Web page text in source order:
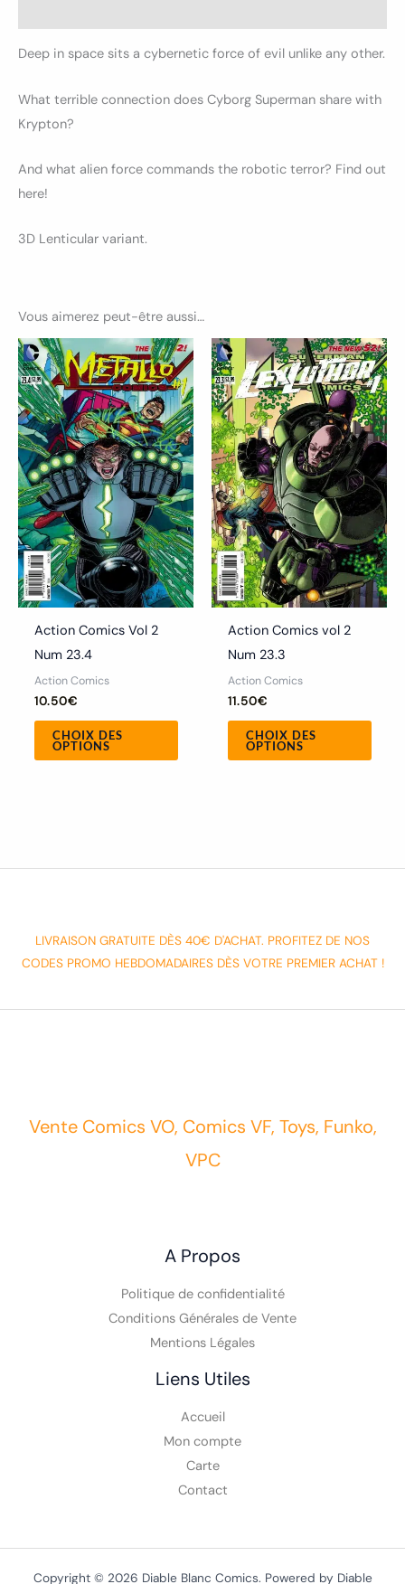
Deep in space sits a cybernetic force of evil unlike any other.
What terrible connection does Cyborg Superman share with
Krypton?
And what alien force commands the robotic terror? Find out
here!
3D Lenticular variant.
Vous aimerez peut-être aussi…
Action Comics Vol 2
Num 23.4
Action Comics
10.50€
CHOIX DES
OPTIONS
Ce
produit
a
plusieurs
variations.
Les
options
peuvent
être
choisies
sur
Action Comics vol 2
Num 23.3
Action Comics
11.50€
CHOIX DES
OPTIONS
Ce
a
Les
être
sur
LIVRAISON GRATUITE DÈS 40€ D'ACHAT. PROFITEZ DE NOS
CODES PROMO HEBDOMADAIRES DÈS VOTRE PREMIER ACHAT !
A Propos
Politique de confidentialité
Conditions Générales de Vente
Liens Utiles
Accueil
Mon compte